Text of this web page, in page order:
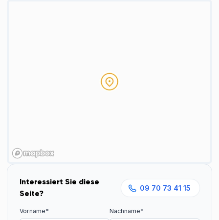
Interessiert Sie diese
Seite?
09 70 73 41 15
Vorname* Nachname*